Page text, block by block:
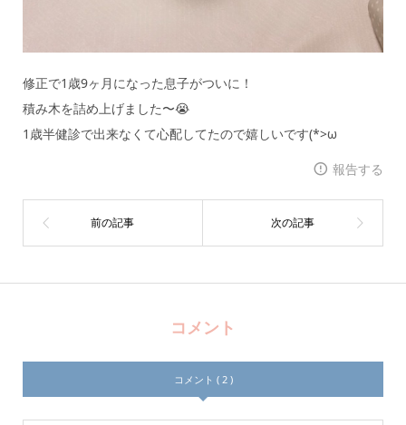
修正で1歳9ヶ月になった息子がついに！
積み木を詰め上げました〜😭
1歳半健診で出来なくて心配してたので嬉しいです(*>ω
報告する
コメント
コメント ( 2 )